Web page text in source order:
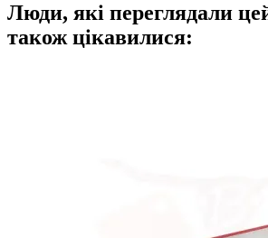
Люди, які переглядали
також цікавилися: